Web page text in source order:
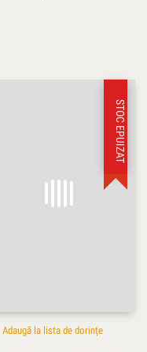
STOC EPUIZAT
Adaugă la lista de dorințe